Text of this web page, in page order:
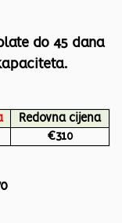
do 45 dana
Redovna cijena
€310